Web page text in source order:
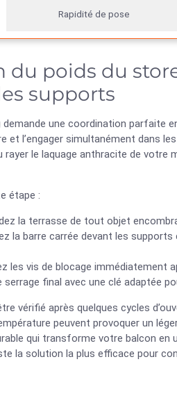
Rapidité de pose
poids du
supports
demande une coordination
et l’engager simultanément dans
rayer le laquage anthracite de
étape :
la terrasse de tout objet
la barre carrée devant les
les vis de blocage immédiatement
serrage final avec une clé adaptée
vérifié après quelques cycles
peuvent provoquer un
qui transforme votre balcon
la solution la plus efficace pour